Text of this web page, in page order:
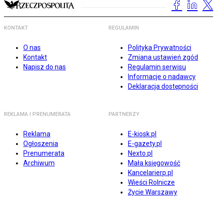
KONTAKT
O nas
Kontakt
Napisz do nas
REGULAMIN
Polityka Prywatności
Zmiana ustawień zgód
Regulamin serwisu
Informacje o nadawcy
Deklaracja dostępności
REKLAMA I PRENUMERATA
Reklama
Ogłoszenia
Prenumerata
Archiwum
PARTNERZY
E-kiosk.pl
E-gazety.pl
Nexto.pl
Mała księgowość
Kancelarierp.pl
Wieści Rolnicze
Życie Warszawy